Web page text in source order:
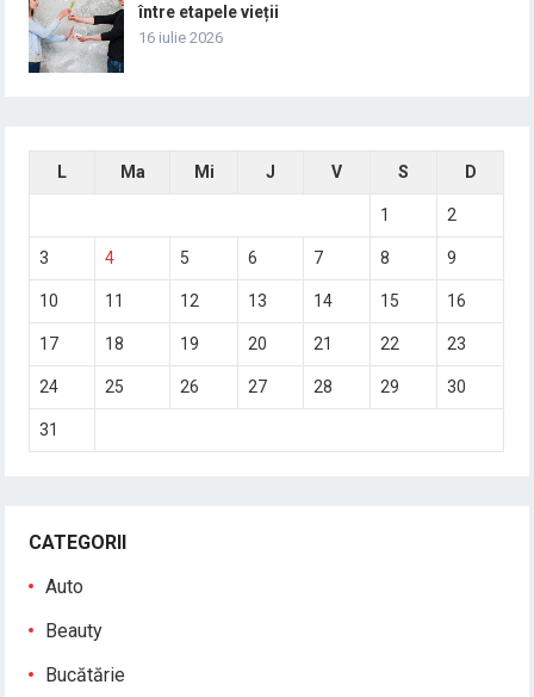
între etapele vieții
16 iulie 2026
L Ma Mi J V S D
1 2
3 4 5 6 7 8 9
10 11 12 13 14 15 16
17 18 19 20 21 22 23
24 25 26 27 28 29 30
31
CATEGORII
Auto
Beauty
Bucătărie